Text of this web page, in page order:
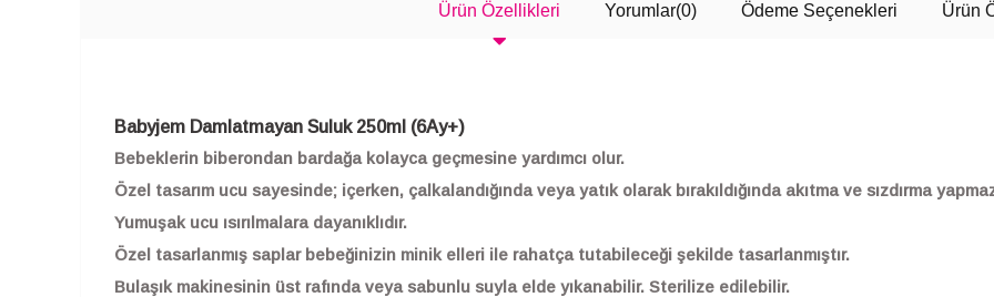
Ürün Özellikleri Yorumlar(0) Ödeme Seçenekleri Ürün
Babyjem Damlatmayan Suluk 250ml (6Ay+)
Bebeklerin biberondan bardağa kolayca geçmesine yardımcı olur.
Özel tasarım ucu sayesinde; içerken, çalkalandığında veya yatık olarak bırakıldığında akıtma ve sızdırma
Yumuşak ucu ısırılmalara dayanıklıdır.
Özel tasarlanmış saplar bebeğinizin minik elleri ile rahatça tutabileceği şekilde tasarlanmıştır.
Bulaşık makinesinin üst rafında veya sabunlu suyla elde yıkanabilir. Sterilize edilebilir.